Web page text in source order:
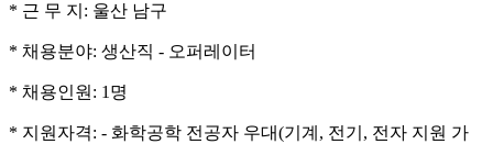
* 근 무 지: 울산 남구
* 채용분야: 생산직 - 오퍼레이터
* 채용인원: 1명
* 지원자격: - 화학공학 전공자 우대(기계, 전기, 전자 지원 가